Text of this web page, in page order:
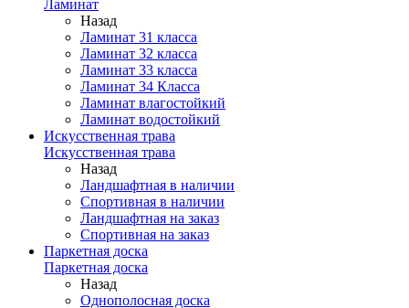
Ламинат
Назад
Ламинат 31 класса
Ламинат 32 класса
Ламинат 33 класса
Ламинат 34 Класса
Ламинат влагостойкий
Ламинат водостойкий
Искусственная трава
Искусственная трава
Назад
Ландшафтная в наличии
Спортивная в наличии
Ландшафтная на заказ
Спортивная на заказ
Паркетная доска
Паркетная доска
Назад
Однополосная доска